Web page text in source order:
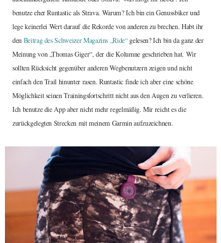
benutze eher Runtastic als Strava. Warum? Ich bin ein Genussbiker und
lege keinerlei Wert darauf die Rekorde von anderen zu brechen. Habt ihr
den Beitrag des Schweizer Magazins „Ride“gelesen? Ich bin da ganz der
Meinung von „Thomas Giger“, der die Kolumne geschrieben hat. Wir
sollten Rücksicht gegenüber anderen Wegbenutzern zeigen und nicht
einfach den Trail hinunter rasen. Runtastic finde ich aber eine schöne
Möglichkeit seinen Trainingsfortschritt nicht aus den Augen zu verlieren.
Ich benutze die App aber nicht mehr regelmäßig. Mir reicht es die
zurückgelegten Strecken mit meinem Garmin aufzuzeichnen.